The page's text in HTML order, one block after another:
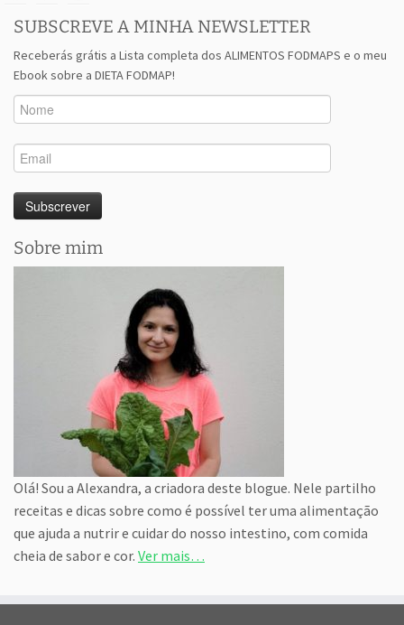
SUBSCREVE A MINHA NEWSLETTER
Receberás grátis a Lista completa dos ALIMENTOS FODMAPS e o meu
Ebook sobre a DIETA FODMAP!
Sobre mim
Olá! Sou a Alexandra, a criadora deste blogue. Nele partilho
receitas e dicas sobre como é possível ter uma alimentação
que ajuda a nutrir e cuidar do nosso intestino, com comida
cheia de sabor e cor. Ver mais…